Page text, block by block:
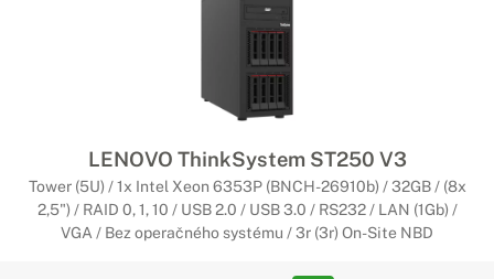
LENOVO ThinkSystem ST250 V3
Tower (5U) / 1x Intel Xeon 6353P (BNCH-26910b) / 32GB / (8x
2,5") / RAID 0, 1, 10 / USB 2.0 / USB 3.0 / RS232 / LAN (1Gb) /
VGA / Bez operačného systému / 3r (3r) On-Site NBD